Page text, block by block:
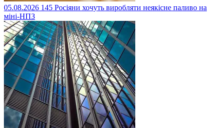
05.08.2026 145 Росіяни хочуть виробляти неякісне паливо на
міні-НПЗ